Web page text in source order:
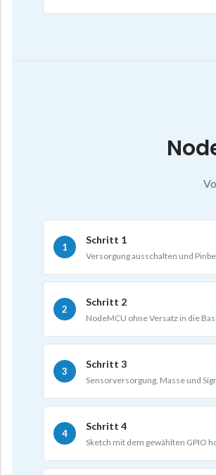
Schritt 1
Versorgung ausschalten und
Schritt 2
NodeMCU ohne Versatz in die
Schritt 3
Sensorversorgung, Masse und
Schritt 4
Sketch mit dem gewählten GPIO